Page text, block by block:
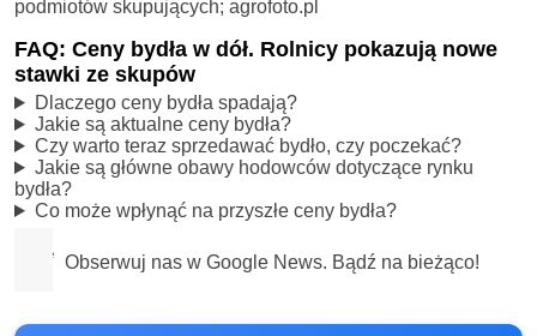
podmiotów skupujących; agrofoto.pl
FAQ: Ceny bydła w dół. Rolnicy pokazują nowe
stawki ze skupów
Dlaczego ceny bydła spadają?
Jakie są aktualne ceny bydła?
Czy warto teraz sprzedawać bydło, czy poczekać?
Jakie są główne obawy hodowców dotyczące rynku
bydła?
Co może wpłynąć na przyszłe ceny bydła?
Obserwuj nas w Google News. Bądź na bieżąco!